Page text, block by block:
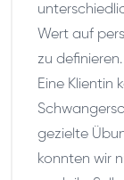
Wert auf
zu
Eine Klientin
gezielte
konnten wir